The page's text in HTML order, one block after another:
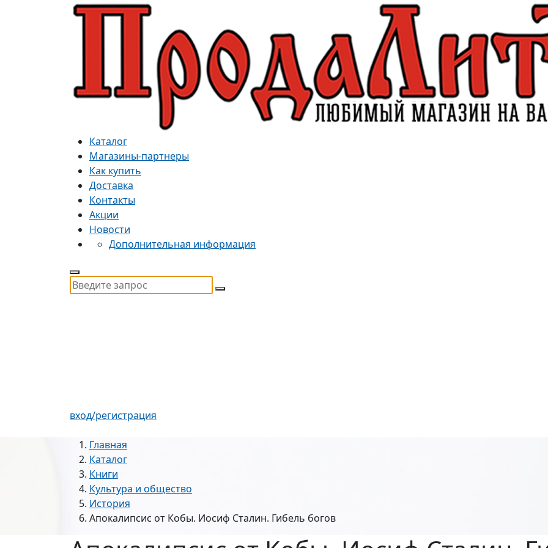
Каталог
Магазины-партнеры
Как купить
Доставка
Контакты
Акции
Новости
Дополнительная информация
вход/регистрация
Главная
Каталог
Книги
Культура и общество
История
Апокалипсис от Кобы. Иосиф Сталин. Гибель богов